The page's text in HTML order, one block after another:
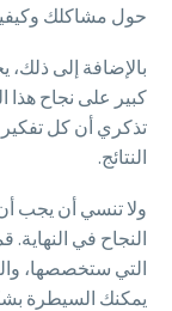
حول مشاكلك
بالإضافة إلى ذلك،
كبير على نجاح هذا
تذكري أن كل
النتائج.
ولا تنسي أن يجب
النجاح في
التي ستخصصها،
يمكنك السيطرة